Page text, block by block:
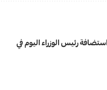
رئيس الوزراء اليوم في